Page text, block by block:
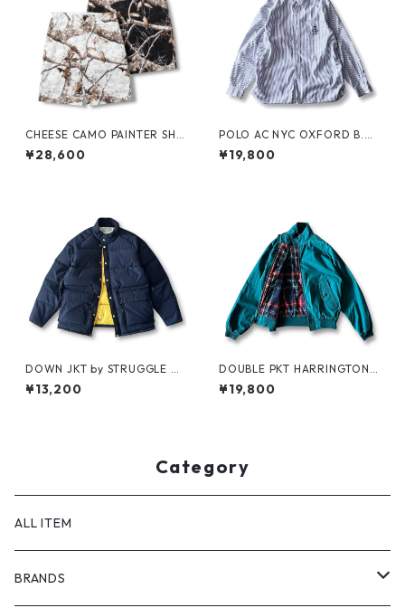
CHEESE CAMO PAINTER SHO
RTS by Little Yarmouth
¥28,600
POLO AC NYC OXFORD B.D.
SHIRT by Polo Ralph Lauren
¥19,800
DOWN JKT by STRUGGLE G
EAR
¥13,200
DOUBLE PKT HARRINGTON J
KT by LANDS'END
¥19,800
Category
ALL ITEM
BRANDS